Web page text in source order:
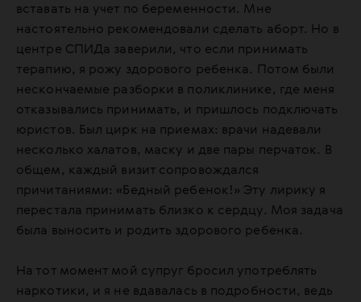
вставать на учет по беременности. Мне
настоятельно рекомендовали сделать аборт. Но в
центре СПИДа заверили, что если принимать
терапию, я рожу здорового ребенка. Потом были
нескончаемые разборки в поликлинике, где меня
отказывались принимать, и пришлось подключать
юристов. Был цирк на приемах: врачи надевали
несколько халатов, маску и две пары перчаток. В
общем, каждый визит сопровождался
причитаниями: «Бедный ребенок!» Эту лирику я
перестала принимать близко к сердцу. Моя задача
была выносить и родить здорового ребенка.
На тот момент мой супруг бросил употреблять
наркотики, и я не вдавалась в подробности, ведь